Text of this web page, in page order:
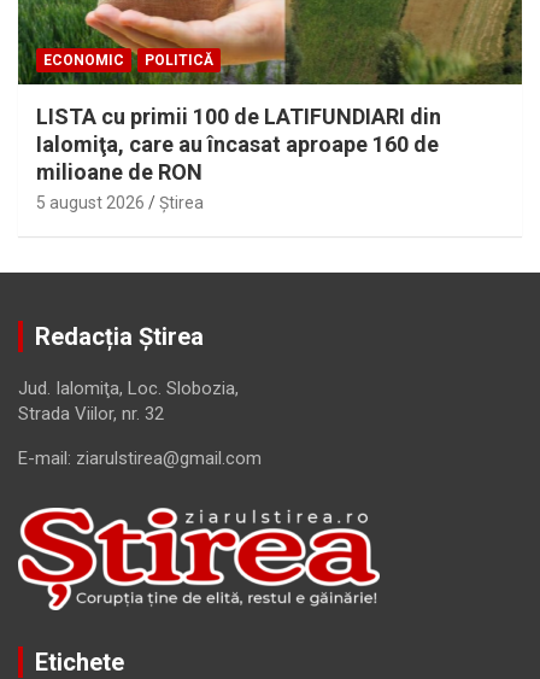
ECONOMIC POLITICĂ
LISTA cu primii 100 de LATIFUNDIARI din
Ialomiţa, care au încasat aproape 160 de
milioane de RON
5 august 2026 Ştirea
Redacția Știrea
Jud. Ialomiţa, Loc. Slobozia,
Strada Viilor, nr. 32
E-mail: ziarulstirea@gmail.com
Etichete